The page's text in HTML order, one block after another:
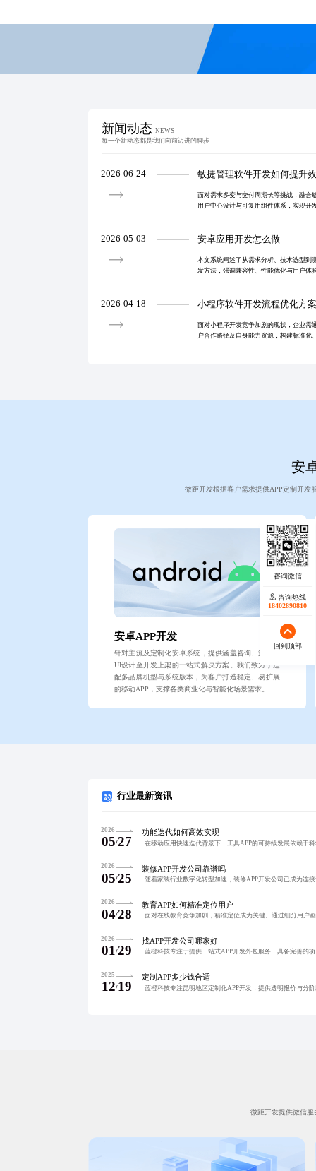
新闻动态 NEWS
每一个新动态都是我们向前迈进的脚步
2026-06-24 敏捷管理软件开发如何提升
面对需求多变与交付周期长等挑战，融合
用户中心设计与可复用组件体系，实现开
2026-05-03 安卓应用开发怎么做
本文系统阐述了从需求分析、技术选型到
发方法，强调兼容性、性能优化与用户体
2026-04-18 小程序软件开发流程优化方案
面对小程序开发竞争加剧的现状，企业需
户合作路径及自身能力资源，构建标准化
安
微距开发根据客户需求提供APP定制开发
安卓APP开发
针对主流及定制化安卓系统，提供涵盖咨询、策划、
UI设计至开发上架的一站式解决方案。我们致力于适
配多品牌机型与系统版本，为客户打造稳定、易扩展
的移动APP，支撑各类商业化与智能化场景需求。
行业最新资讯
2026
05/27
功能迭代如何高效实现
2026
05/25
装修APP开发公司靠谱吗
2026
04/28
教育APP如何精准定位用户
2026
01/29
找APP开发公司哪家好
2025
12/19
定制APP多少钱合适
微距开发提供微信
咨询热线
18402890810
回到顶部